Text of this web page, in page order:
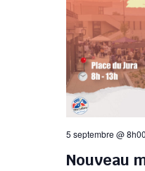
Nouveau
5 septembre @ 8h00